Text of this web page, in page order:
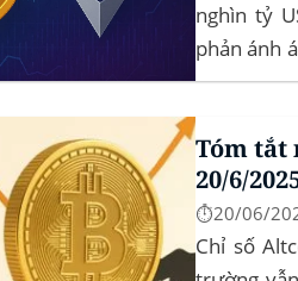
nghìn tỷ
phản ánh
tháng‍
vững vai
Tin tức nổi
Tóm tắt
20/6/
⏱️20/06/
Chỉ số